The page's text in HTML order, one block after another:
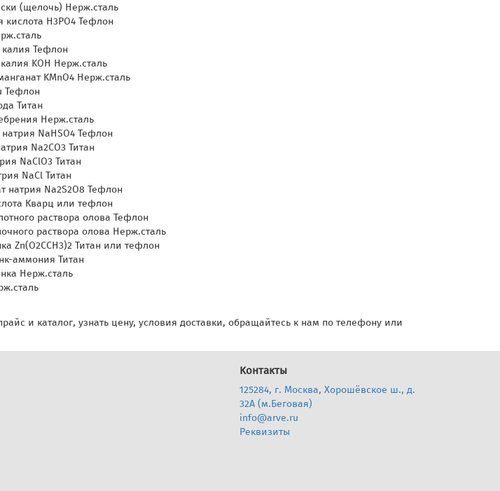
(щелочь) Нерж.сталь
H3PO4 Тефлон
Тефлон
KOH Нерж.сталь
KMnO4 Нерж.сталь
Тефлон
Титан
Нерж.сталь
NaHSO4 Тефлон
Na2CO3 Титан
NaClO3 Титан
NaCl Титан
натрия Na2S2O8 Тефлон
Кварц или тефлон
раствора олова Тефлон
раствора олова Нерж.сталь
Zn(O2CCH3)2 Титан или тефлон
аммония Титан
Нерж.сталь
и каталог, узнать цену, условия доставки, обращайтесь к нам по телефону или
Контакты
125284, г. Москва, Хорошёвское ш., д.
32А (м.Беговая)
info@arve.ru
Реквизиты